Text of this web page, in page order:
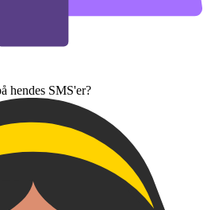
hendes SMS'er?